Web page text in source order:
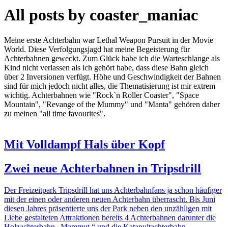
All posts by coaster_maniac
Meine erste Achterbahn war Lethal Weapon Pursuit in der Movie
World. Diese Verfolgungsjagd hat meine Begeisterung für
Achterbahnen geweckt. Zum Glück habe ich die Warteschlange als
Kind nicht verlassen als ich gehört habe, dass diese Bahn gleich
über 2 Inversionen verfügt. Höhe und Geschwindigkeit der Bahnen
sind für mich jedoch nicht alles, die Thematisierung ist mir extrem
wichtig. Achterbahnen wie "Rock`n Roller Coaster", "Space
Mountain", "Revange of the Mummy" und "Manta" gehören daher
zu meinen "all time favourites".
Mit Volldampf Hals über Kopf
Zwei neue Achterbahnen in Tripsdrill
Der Freizeitpark Tripsdrill hat uns Achterbahnfans ja schon häufiger
mit der einen oder anderen neuen Achterbahn überrascht. Bis Juni
diesen Jahres präsentierte uns der Park neben den unzähligen mit
Liebe gestalteten Attraktionen bereits 4 Achterbahnen darunter die